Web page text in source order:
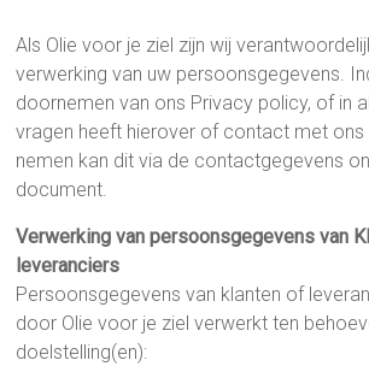
Als Olie voor je ziel zijn wij
verwerking van uw persoonsgegevens.
doornemen van ons Privacy policy, of in
vragen heeft hierover of contact met
nemen kan dit via de contactgegevens
document.
Verwerking van persoonsgegevens van
leveranciers
Persoonsgegevens van klanten of
door Olie voor je ziel verwerkt ten
doelstelling(en):